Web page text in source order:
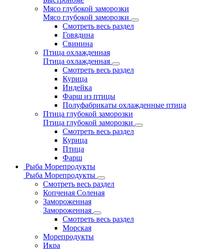
Мясо глубокой заморозки
Мясо глубокой заморозки
Смотреть весь раздел
Говядина
Свинина
Птица охлажденная
Птица охлажденная
Смотреть весь раздел
Курица
Индейка
Фарш из птицы
Полуфабрикаты охлажденные птица
Птица глубокой заморозки
Птица глубокой заморозки
Смотреть весь раздел
Курица
Птица
Фарш
Рыба Морепродукты
Рыба Морепродукты
Смотреть весь раздел
Копченая Соленая
Замороженная
Замороженная
Смотреть весь раздел
Морская
Морепродукты
Икра